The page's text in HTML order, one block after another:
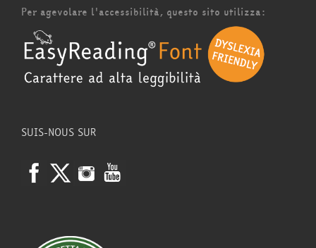
Per agevolare l'accessibilità, questo sito utilizza:
SUIS-NOUS SUR